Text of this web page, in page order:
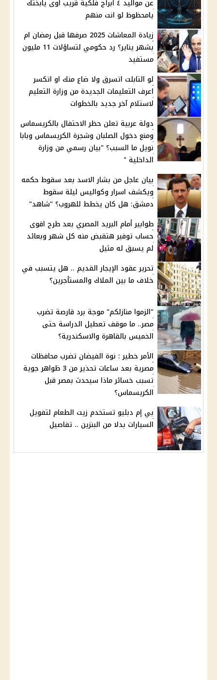
عن مواليد ٤ أبراج فلكية قريب اوى يابختك
يامحظوظ لو انت منهم
زيادة المعاشات 2025 صرفها قبل رمضان ام
بشهر يناير؟ رد حكومي لتساؤلات 11 مليون
مستفيد
لو التابلت اتسرق ولا ضاع منك او اتكسر
اعرف التعليمات الجديدة من وزارة التعليم
لاستلام آخر جديد بالخطوات
دولة عربية تعلن حظر الاحتفال بالكريسماس
ومنع دخول الصلبان وشجرة الكريسماس وبابا
نويل ما السبب؟ "بيان رسمي من وزارة
الداخلية "
بيان عاجل من بشار الاسد بعد سقوط حكمه
ويكشف اسرار وكواليس ليلة سقوط
دمشق: هل كان يخطط للهروب؟ "شاهد"
طوابير أمام البريد المصري بعد طرح اقوى
حساب توفير هتقبض منه كل شهر وبعائد
لم يسبق له مثيل
تحرير عقود الإيجار القديم .. هل يتسبب في
خلاف ما بين الملاك والمستأجرين؟
"الزموا منازلكم" موجة برد قارصة تضرب
مصر.. ما موقف تعطيل الدراسة حتى
الخميس بالقاهرة والاسكندرية؟
الأمر خطير : نوة الفيضان تضرب محافظات
مصرية بعد ساعات تحذير من 3 ظواهر جوية
تسبب خسائر ماذا سيحدث بمصر قبل
الكريسماس؟
بي إم دبليو تستخدم زيت الطعام لتفويل
السيارات بدلا من البنزين .. تفاصيل